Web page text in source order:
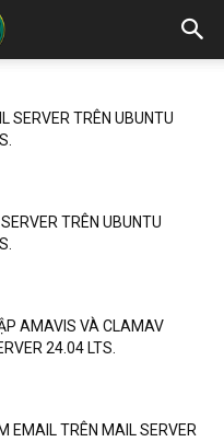
SERVER TRÊN UBUNTU
TRÊN UBUNTU
AMAVIS VÀ CLAMAV
24.04 LTS.
EMAIL TRÊN MAIL SERVER